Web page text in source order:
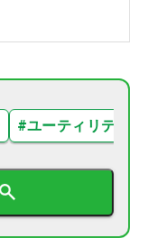
#ユーティリティ